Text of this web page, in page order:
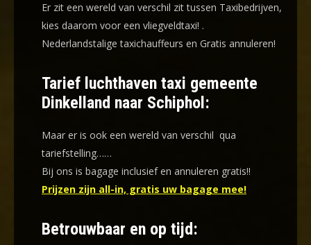
Er zit een wereld van verschil zit tussen Taxibedrijven,
kies daarom voor een vliegveldtaxi! .
Nederlandstalige taxichauffeurs en Gratis annuleren!
Tarief luchthaven taxi gemeente
Dinkelland naar Schiphol:
Maar er is ook een wereld van verschil qua
tariefstelling……
Bij ons is bagage inclusief en annuleren gratis!!
Prijzen zijn all-in, gratis uw bagage mee!
Betrouwbaar en op tijd: